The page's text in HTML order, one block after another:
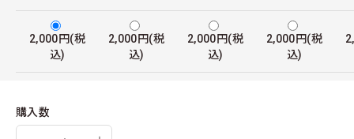
2,000円(税
込)
2,000円(税
込)
2,000円(税
込)
2,000円(税
込)
購入数